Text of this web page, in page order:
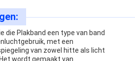
Polyimidefilm
die Plakband een type van band
met een
van zowel hitte als licht
wordt gemaakt van